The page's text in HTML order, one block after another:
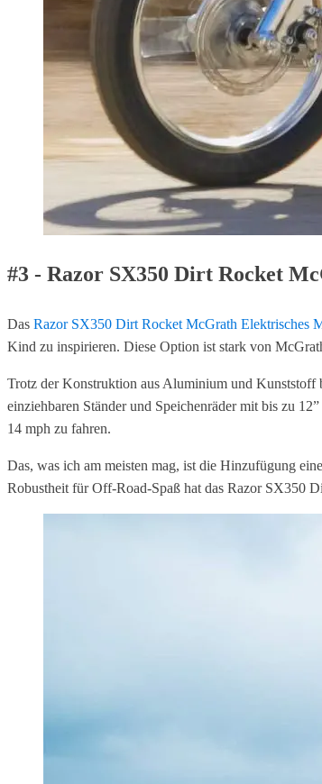
#3 - Razor SX350 Dirt Rocket
Das Razor SX350 Dirt Rocket McGrath Elektrisches
Kind zu inspirieren. Diese Option ist stark von
Trotz der Konstruktion aus Aluminium und Kunststoff
einziehbaren Ständer und Speichenräder mit bis zu
14 mph zu fahren.
Das, was ich am meisten mag, ist die Hinzufügung
Robustheit für Off-Road-Spaß hat das Razor SX350